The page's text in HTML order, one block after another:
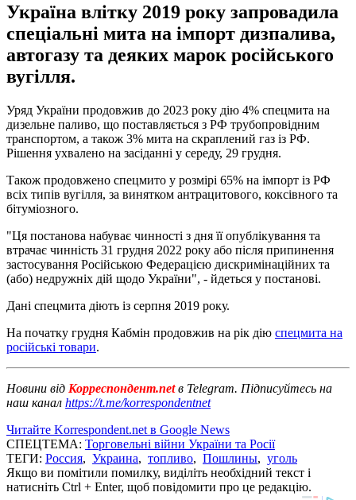
Україна влітку 2019 року запровадила
спеціальні мита на імпорт дизпалива,
автогазу та деяких марок російського
вугілля.
Уряд України продовжив до 2023 року дію 4% спецмита на
дизельне паливо, що поставляється з РФ трубопровідним
транспортом, а також 3% мита на скраплений газ із РФ.
Рішення ухвалено на засіданні у середу, 29 грудня.
Також продовжено спецмито у розмірі 65% на імпорт із РФ
всіх типів вугілля, за винятком антрацитового, коксівного та
бітуміозного.
"Ця постанова набуває чинності з дня її опублікування та
втрачає чинність 31 грудня 2022 року або після припинення
застосування Російською Федерацією дискримінаційних та
(або) недружніх дій щодо України", - йдеться у постанові.
Дані спецмита діють із серпня 2019 року.
На початку грудня Кабмін продовжив на рік дію спецмита на
російські товари.
Новини від Корреспондент.netв Telegram. Підписуйтесь на
наш канал https://t.me/korrespondentnet
Читайте Korrespondent.net в Google News
СПЕЦТЕМА: Торговельні війни України та Росії
ТЕГИ: Россия, Украина, топливо, Пошлины, уголь
Якщо ви помітили помилку, виділіть необхідний текст і
натисніть Ctrl + Enter, щоб повідомити про це редакцію.